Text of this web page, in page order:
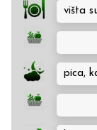
višta
pica,